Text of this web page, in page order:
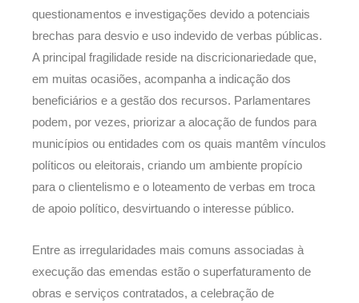
questionamentos e investigações devido a potenciais
brechas para desvio e uso indevido de verbas públicas.
A principal fragilidade reside na discricionariedade que,
em muitas ocasiões, acompanha a indicação dos
beneficiários e a gestão dos recursos. Parlamentares
podem, por vezes, priorizar a alocação de fundos para
municípios ou entidades com os quais mantêm vínculos
políticos ou eleitorais, criando um ambiente propício
para o clientelismo e o loteamento de verbas em troca
de apoio político, desvirtuando o interesse público.
Entre as irregularidades mais comuns associadas à
execução das emendas estão o superfaturamento de
obras e serviços contratados, a celebração de